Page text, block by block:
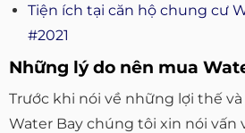
Tiện ích tại căn hộ chung cư
#2021
Những lý do nên mua
Trước khi nói về những lợi thế
Water Bay chúng tôi xin nói vấn